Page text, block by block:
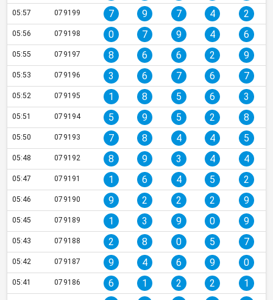
05:57 079199 7 9 7 4 2
05:56 079198 0 7 9 4 6
05:55 079197 8 6 6 2 9
05:53 079196 3 6 7 6 7
05:52 079195 1 8 5 6 3
05:51 079194 5 9 5 2 8
05:50 079193 7 8 4 4 5
05:48 079192 8 9 3 4 4
05:47 079191 1 6 4 5 2
05:46 079190 9 2 2 2 9
05:45 079189 1 3 9 0 9
05:43 079188 2 8 0 5 7
05:42 079187 9 4 6 9 0
05:41 079186 6 1 2 2 1